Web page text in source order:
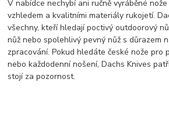
V nabídce nechybí ani ručně vyráběné
vzhledem a kvalitními materiály rukojetí.
všechny, kteří hledají poctivý outdoorový
nůž nebo spolehlivý pevný nůž s důrazem
zpracování. Pokud hledáte české nože pro
nebo každodenní nošení, Dachs Knives
stojí za pozornost.